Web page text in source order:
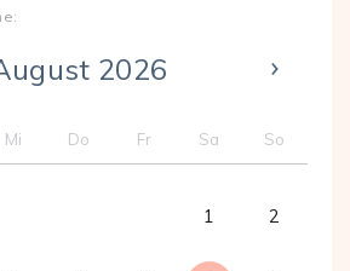
2026
Mi Do Fr Sa So
1 2